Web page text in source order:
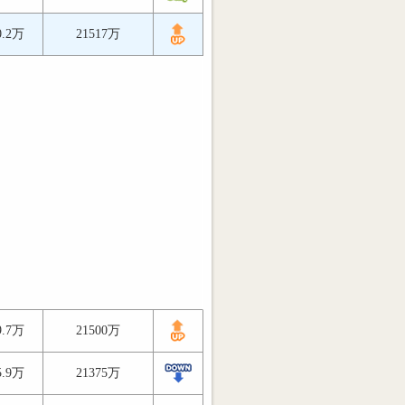
万 21517万
万 21500万
万 21375万